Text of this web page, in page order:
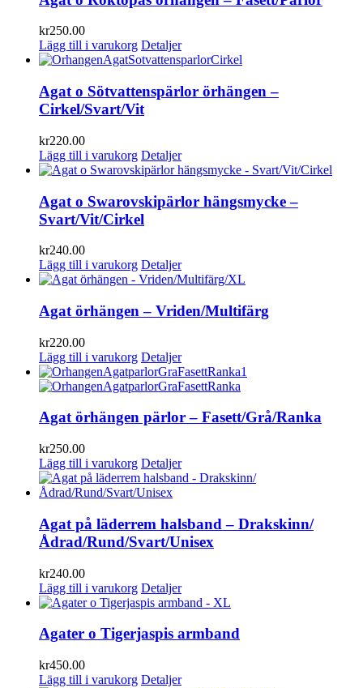
kr250.00
Lägg till i varukorg Detaljer
Agat o Sötvattenspärlor örhängen –
Cirkel/Svart/Vit
kr220.00
Lägg till i varukorg Detaljer
Agat o Swarovskipärlor hängsmycke –
Svart/Vit/Cirkel
kr240.00
Lägg till i varukorg Detaljer
Agat örhängen – Vriden/Multifärg
kr220.00
Lägg till i varukorg Detaljer
Agat örhängen pärlor – Fasett/Grå/Ranka
kr250.00
Lägg till i varukorg Detaljer
Agat på läderrem halsband – Drakskinn/
Ådrad/Rund/Svart/Unisex
kr240.00
Lägg till i varukorg Detaljer
Agater o Tigerjaspis armband
kr450.00
Lägg till i varukorg Detaljer